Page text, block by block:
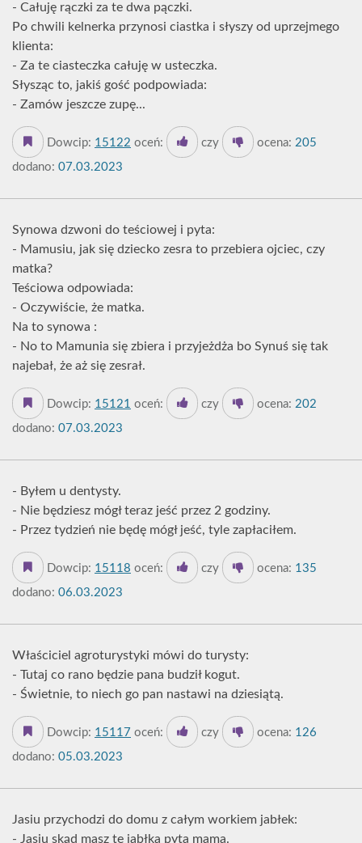
- Całuję rączki za te dwa pączki.
Po chwili kelnerka przynosi ciastka i słyszy od uprzejmego
klienta:
- Za te ciasteczka całuję w usteczka.
Słysząc to, jakiś gość podpowiada:
- Zamów jeszcze zupę...
Dowcip: 15122 oceń: czy ocena: 205
dodano: 07.03.2023
Synowa dzwoni do teściowej i pyta:
- Mamusiu, jak się dziecko zesra to przebiera ojciec, czy
matka?
Teściowa odpowiada:
- Oczywiście, że matka.
Na to synowa :
- No to Mamunia się zbiera i przyjeżdża bo Synuś się tak
najebał, że aż się zesrał.
Dowcip: 15121 oceń: czy ocena: 202
dodano: 07.03.2023
- Byłem u dentysty.
- Nie będziesz mógł teraz jeść przez 2 godziny.
- Przez tydzień nie będę mógł jeść, tyle zapłaciłem.
Dowcip: 15118 oceń: czy ocena: 135
dodano: 06.03.2023
Właściciel agroturystyki mówi do turysty:
- Tutaj co rano będzie pana budził kogut.
- Świetnie, to niech go pan nastawi na dziesiątą.
Dowcip: 15117 oceń: czy ocena: 126
dodano: 05.03.2023
Jasiu przychodzi do domu z całym workiem jabłek:
- Jasiu skąd masz te jabłka pyta mama.